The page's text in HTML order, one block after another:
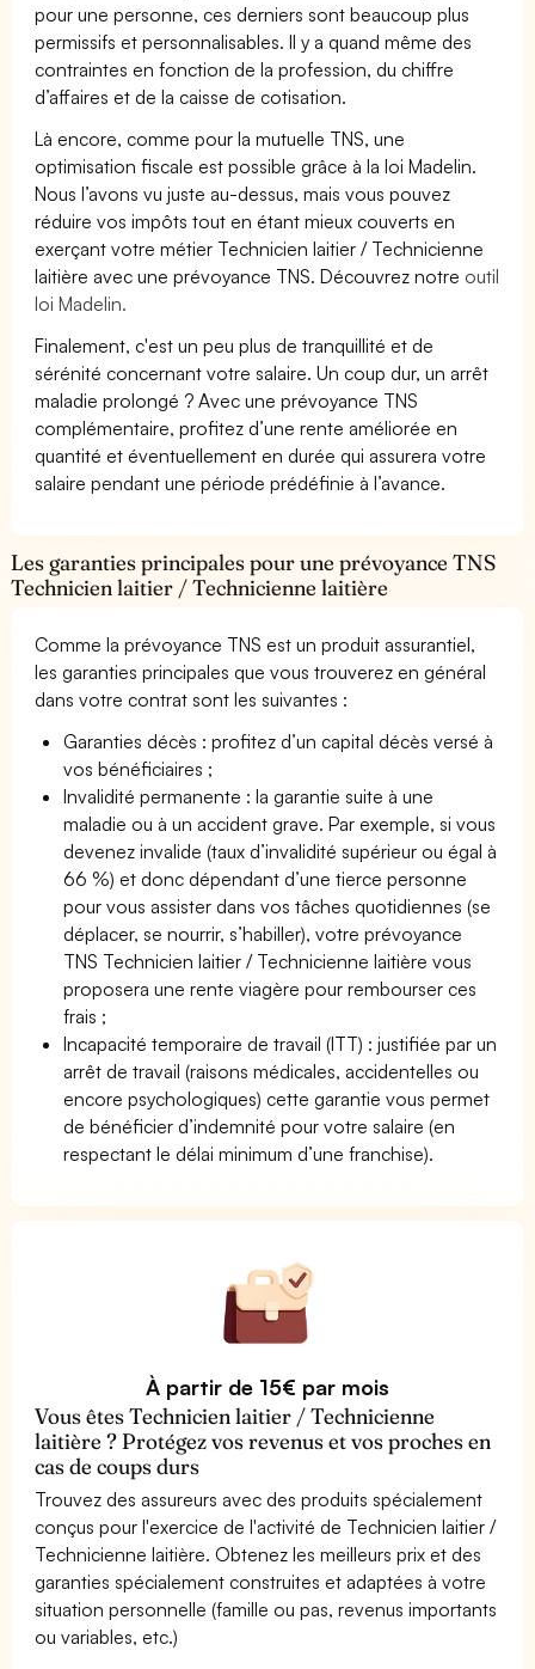
pour une personne, ces derniers sont beaucoup plus
permissifs et personnalisables. Il y a quand même des
contraintes en fonction de la profession, du chiffre
d’affaires et de la caisse de cotisation.
Là encore, comme pour la mutuelle TNS, une
optimisation fiscale est possible grâce à la loi Madelin.
Nous l’avons vu juste au-dessus, mais vous pouvez
réduire vos impôts tout en étant mieux couverts en
exerçant votre métier Technicien laitier / Technicienne
laitière avec une prévoyance TNS. Découvrez notre outil
loi Madelin.
Finalement, c'est un peu plus de tranquillité et de
sérénité concernant votre salaire. Un coup dur, un arrêt
maladie prolongé ? Avec une prévoyance TNS
complémentaire, profitez d’une rente améliorée en
quantité et éventuellement en durée qui assurera votre
salaire pendant une période prédéfinie à l’avance.
Les garanties principales pour une prévoyance TNS
Technicien laitier / Technicienne laitière
Comme la prévoyance TNS est un produit assurantiel,
les garanties principales que vous trouverez en général
dans votre contrat sont les suivantes :
Garanties décès : profitez d’un capital décès versé à
vos bénéficiaires ;
Invalidité permanente : la garantie suite à une
maladie ou à un accident grave. Par exemple, si vous
devenez invalide (taux d’invalidité supérieur ou égal à
66 %) et donc dépendant d’une tierce personne
pour vous assister dans vos tâches quotidiennes (se
déplacer, se nourrir, s’habiller), votre prévoyance
TNS Technicien laitier / Technicienne laitière vous
proposera une rente viagère pour rembourser ces
frais ;
Incapacité temporaire de travail (ITT) : justifiée par un
arrêt de travail (raisons médicales, accidentelles ou
encore psychologiques) cette garantie vous permet
de bénéficier d’indemnité pour votre salaire (en
respectant le délai minimum d’une franchise).
À partir de 15€ par mois
Vous êtes Technicien laitier / Technicienne
laitière ? Protégez vos revenus et vos proches en
cas de coups durs
Trouvez des assureurs avec des produits spécialement
conçus pour l'exercice de l'activité de Technicien laitier /
Technicienne laitière. Obtenez les meilleurs prix et des
garanties spécialement construites et adaptées à votre
situation personnelle (famille ou pas, revenus importants
ou variables, etc.)